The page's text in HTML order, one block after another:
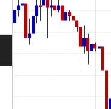
image20
: ltrim()